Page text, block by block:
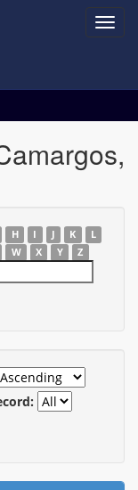
H I J K
L
W X Y Z